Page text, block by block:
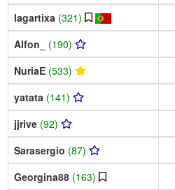
lagartixa (321)
Alfon_ (190)
NuriaE (533)
yatata (141)
jjrive (92)
Sarasergio (87)
Georgina88 (163)